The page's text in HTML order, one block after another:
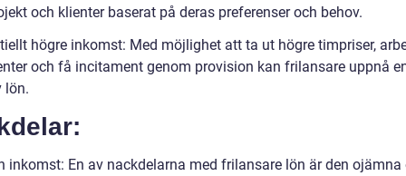
och klienter baserat på deras preferenser och behov.
högre inkomst: Med möjlighet att ta ut högre timpriser,
och få incitament genom provision kan frilansare uppnå
lön.
inkomst: En av nackdelarna med frilansare lön är den ojämna